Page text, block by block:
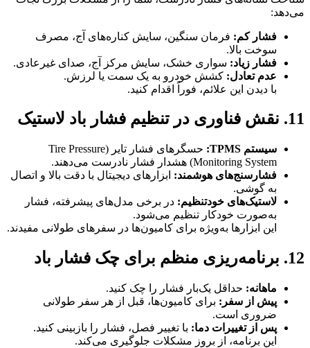
می‌دهد:
فشار کم: فرمان سنگین، سایش کناره‌های آج، مصرف
سوخت بالا.
فشار زیاد: سواری خشک، سایش مرکز آج، صدای غیرعادی.
عدم تعادل: کشش خودرو به یک سمت یا لرزش.
با دیدن این علائم، فوراً اقدام کنید.
11. نقش فناوری در تنظیم فشار باد لاستیک
سیستم TPMS:
حسگرهای فشار تایر (Tire Pressure
Monitoring System) هشدار فشار نادرست می‌دهند.
فشارسنج‌های هوشمند: ابزارهای دیجیتال با دقت بالا و اتصال
به گوشی.
لاستیک‌های خودتنظیم: در برخی مدل‌های پیشرفته، فشار
به‌صورت خودکار تنظیم می‌شود.
این ابزارها به‌ویژه برای کامیون‌ها در سفرهای طولانی مفیدند.
12. برنامه‌ریزی منظم برای چک فشار باد
ماهانه: حداقل یک‌بار فشار را چک کنید.
پیش از سفر: برای کامیون‌ها، قبل از هر سفر طولانی
ضروری است.
پس از تغییرات دما: با تغییر فصل، فشار را بازبینی کنید.
این برنامه، از بروز مشکلات جلوگیری می‌کند.